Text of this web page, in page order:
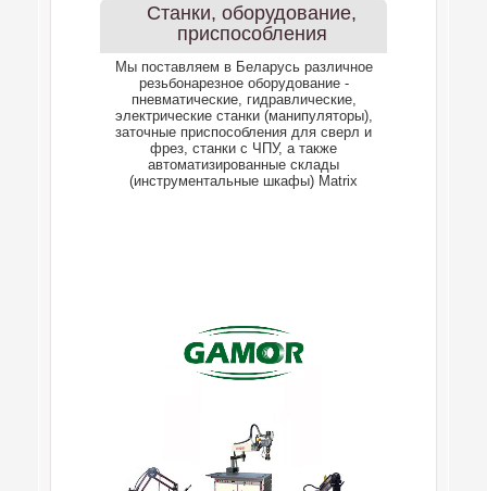
Станки, оборудование,
приспособления
Мы поставляем в Беларусь различное
резьбонарезное оборудование -
пневматические, гидравлические,
электрические станки (манипуляторы),
заточные приспособления для сверл и
фрез, станки с ЧПУ, а также
автоматизированные склады
(инструментальные шкафы) Matrix